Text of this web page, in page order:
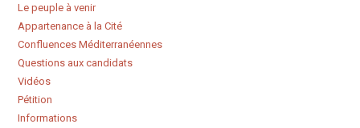
Le peuple à venir
Appartenance à la Cité
Confluences Méditerranéennes
Questions aux candidats
Vidéos
Pétition
Informations